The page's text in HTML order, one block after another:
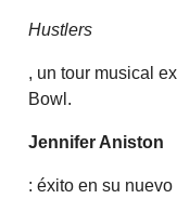
Hustlers
, un tour musical
Bowl.
Jennifer Aniston
: éxito en su nuevo